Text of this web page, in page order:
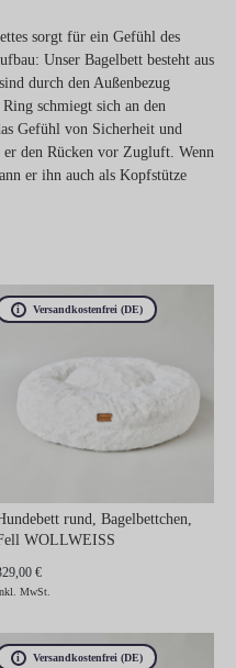
sorgt für ein Gefühl des
Unser Bagelbett besteht aus
durch den Außenbezug
schmiegt sich an den
Gefühl von Sicherheit und
er den Rücken vor Zugluft. Wenn
er ihn auch als Kopfstütze
Versandkostenfrei (DE)
rund, Bagelbettchen,
WOLLWEISS
€
MwSt.
Versandkostenfrei (DE)